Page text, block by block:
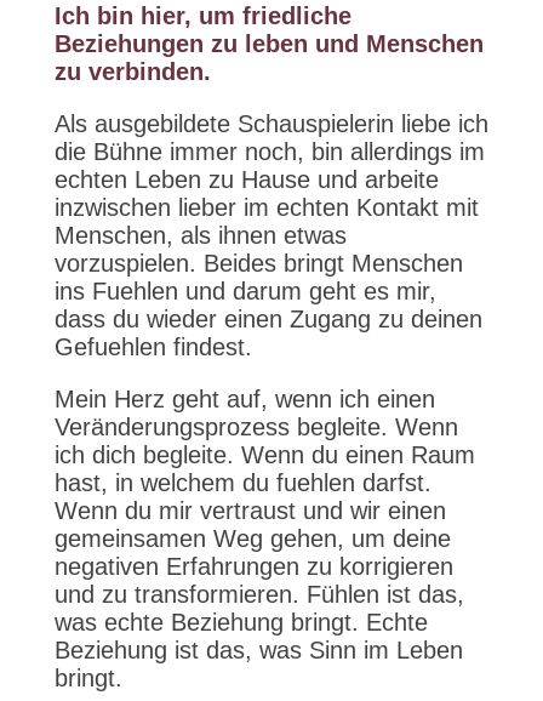
Ich bin hier, um friedliche
Beziehungen zu leben und Menschen
zu verbinden.
Als ausgebildete Schauspielerin liebe ich
die Bühne immer noch, bin allerdings im
echten Leben zu Hause und arbeite
inzwischen lieber im echten Kontakt mit
Menschen, als ihnen etwas
vorzuspielen. Beides bringt Menschen
ins Fuehlen und darum geht es mir,
dass du wieder einen Zugang zu deinen
Gefuehlen findest.
Mein Herz geht auf, wenn ich einen
Veränderungsprozess begleite. Wenn
ich dich begleite. Wenn du einen Raum
hast, in welchem du fuehlen darfst.
Wenn du mir vertraust und wir einen
gemeinsamen Weg gehen, um deine
negativen Erfahrungen zu korrigieren
und zu transformieren. Fühlen ist das,
was echte Beziehung bringt. Echte
Beziehung ist das, was Sinn im Leben
bringt.